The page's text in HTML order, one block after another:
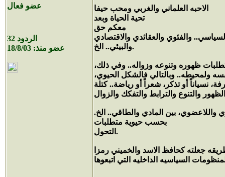
عضو فعال
الردود
عضو منذ:
الاحبه العلماني والغربي ومحب حيفا
تحية الحياة وبعد
معكم حق
والفئوي والعقائدي والاقتصادي
والبيئي.. الخ.
ظهوره وتنوعه وزواله.. وفي ذلك،
ولمحيطه.. وبالتالي فالشكل الحيوي،
نسياناً أو تذكر، شعراً أو رياضة.. كتلة
بين المادي والطاقي.. الخ.
بحسب حيوية متطلبات
التحول.
جعلته كحافظ الاسد والخميني رمزا
السياسيه الداخليه التي اتبعوها